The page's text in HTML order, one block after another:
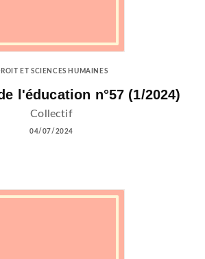
ET SCIENCES HUMAINES
l'éducation n°57 (1/2024)
Collectif
04/07/2024